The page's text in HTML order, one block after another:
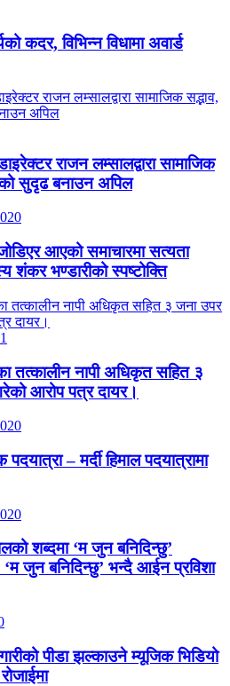
कदर, विभिन्न विधामा अवार्ड
राजन लम्सालद्वारा सामाजिक
सुदृढ बनाउन अपिल
आएको समाचारमा सत्यता
शंकर भण्डारीको स्पष्टोक्ति
तत्कालीन नापी अधिकृत सहित ३
आरोप पत्र दायर।
पदयात्रा – मर्दी हिमाल पदयात्रामा
शब्दमा ‘म जुन बनिदिन्छु’
‘म जुन बनिदिन्छु’ भन्दै आईन प्रविशा
पीडा झल्काउने म्यूजिक भिडियो